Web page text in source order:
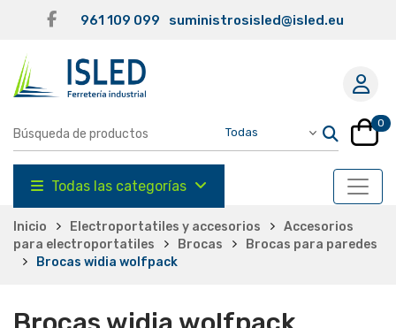
961 109 099 suministrosisled@isled.eu
0
Todas las categorías
Inicio Electroportatiles y accesorios
Accesorios
para electroportatiles
Brocas
Brocas para paredes
Brocas widia wolfpack